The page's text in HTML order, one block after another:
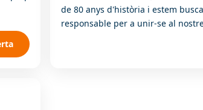
de 80 anys d'història i estem
responsable per a unir-se al